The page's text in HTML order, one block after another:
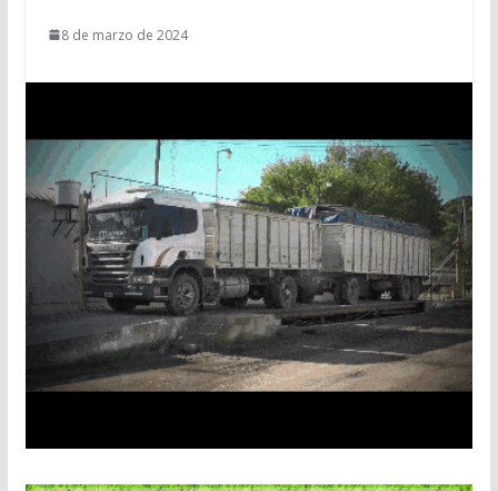
8 de marzo de 2024